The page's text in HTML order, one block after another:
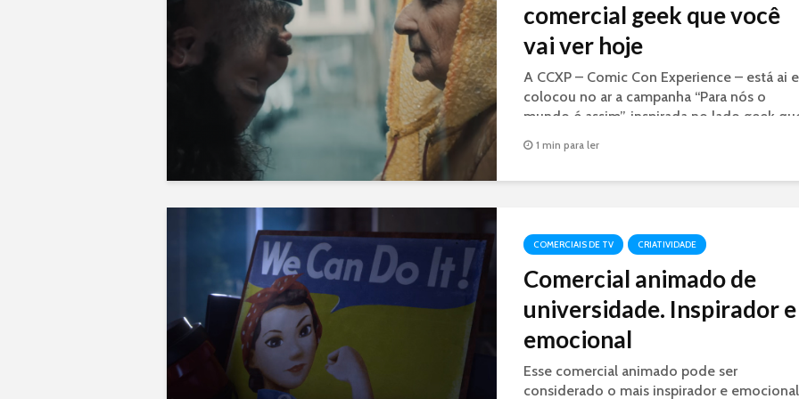
comercial geek que você
vai ver hoje
A CCXP – Comic Con Experience – está ai e
colocou no ar a campanha “Para nós o
mundo é assim”, inspirada no lado geek
existe em cada um de nós. E o carro chefe
da campanha é um filme para internet e...
1 min para ler
COMERCIAIS DE TV CRIATIVIDADE
Comercial animado de
universidade. Inspirador e
emocional
Esse comercial animado pode ser
considerado o mais inspirador e emocional